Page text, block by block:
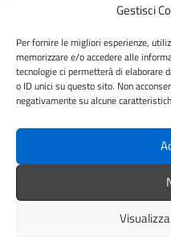
Gestisci
Per fornire le migliori esperienze,
memorizzare e/o accedere alle
tecnologie ci permetterà di elaborare
o ID unici su questo sito. Non
negativamente su alcune
Dichiarazione di accessibilità
Dichiarazione di
Obiettivi di accessibilità
Note legali
Feedback
Whatsapp